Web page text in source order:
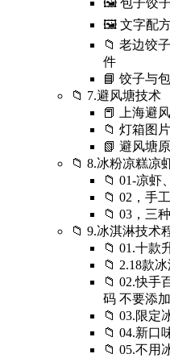
🖼️ 文字配
📁 老边饺
件
📘 饺子与
📁 7.避风塘技术
📕 上海避
📁 灯箱图
📗 避风塘
📁 8.冰粉凉糕凉
📁 01-凉虾
📁 02，手
📁 03，三
📁 9.冰淇淋技术
📁 01.十款
📁 2.18款
📁 02.快手
码 不要添
📁 03.限定
📁 04.新口
📁 05.不用